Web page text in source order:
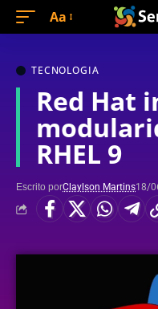
Aa
TECNOLOGIA
Red Hat
RHEL 9
Escrito porClaylson Martins18/